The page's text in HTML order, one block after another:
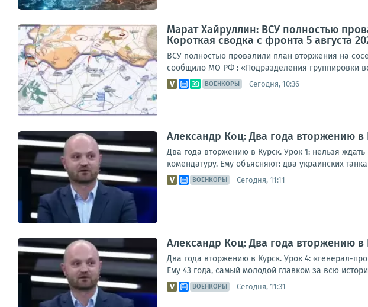
Марат Хайруллин: ВСУ полностью
Короткая сводка с фронта 5 августа
ВСУ полностью провалили план вторжения на
сообщило МО РФ : «Подразделения группировки
ВОЕНКОРЫ Сегодня, 10:36
Александр Коц: Два года вторжению в
Два года вторжению в Курск. Урок 1: нельзя ждать
комендатуру. Ему объясняют: два украинских
ВОЕНКОРЫ Сегодня, 11:11
Александр Коц: Два года вторжению в
Два года вторжению в Курск. Урок 4: «генерал-
Ему 43 года, самый молодой главком за всю
ВОЕНКОРЫ Сегодня, 11:31